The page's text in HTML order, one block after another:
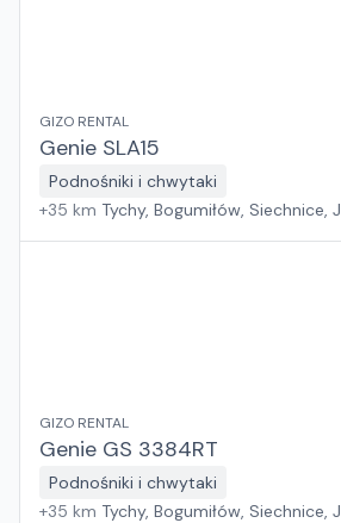
GIZO RENTAL
Genie SLA15
Podnośniki i chwytaki
+35 km Tychy, Bogumiłów, Siechnice,
GIZO RENTAL
Genie GS 3384RT
Podnośniki i chwytaki
+35 km Tychy, Bogumiłów, Siechnice,